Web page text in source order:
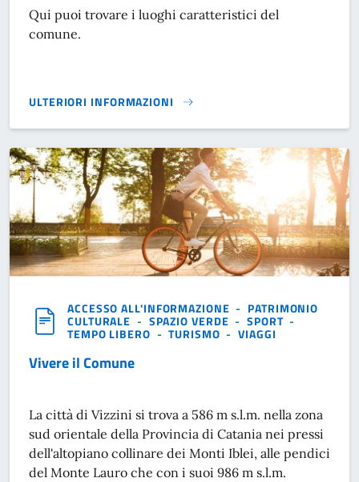
Qui puoi trovare i luoghi caratteristici del
comune.
ULTERIORI INFORMAZIONI
LUOGHI}
ACCESSO ALL'INFORMAZIONE - PATRIMONIO
CULTURALE - SPAZIO VERDE - SPORT -
TEMPO LIBERO -TURISMO -VIAGGI
Vivere il Comune
La città di Vizzini si trova a 586 m s.l.m. nella zona
sud orientale della Provincia di Catania nei pressi
dell'altopiano collinare dei Monti Iblei, alle pendici
del Monte Lauro che con i suoi 986 m s.l.m.